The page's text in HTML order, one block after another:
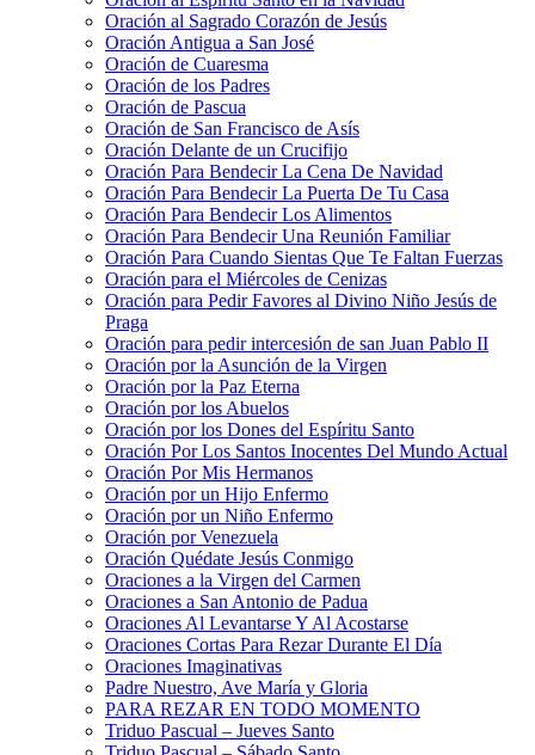
Oración al Sagrado Corazón de Jesús
Oración Antigua a San José
Oración de Cuaresma
Oración de los Padres
Oración de Pascua
Oración de San Francisco de Asís
Oración Delante de un Crucifijo
Oración Para Bendecir La Cena De Navidad
Oración Para Bendecir La Puerta De Tu Casa
Oración Para Bendecir Los Alimentos
Oración Para Bendecir Una Reunión Familiar
Oración Para Cuando Sientas Que Te Faltan Fuerzas
Oración para el Miércoles de Cenizas
Oración para Pedir Favores al Divino Niño Jesús de
Praga
Oración para pedir intercesión de san Juan Pablo II
Oración por la Asunción de la Virgen
Oración por la Paz Eterna
Oración por los Abuelos
Oración por los Dones del Espíritu Santo
Oración Por Los Santos Inocentes Del Mundo Actual
Oración Por Mis Hermanos
Oración por un Hijo Enfermo
Oración por un Niño Enfermo
Oración por Venezuela
Oración Quédate Jesús Conmigo
Oraciones a la Virgen del Carmen
Oraciones a San Antonio de Padua
Oraciones Al Levantarse Y Al Acostarse
Oraciones Cortas Para Rezar Durante El Día
Oraciones Imaginativas
Padre Nuestro, Ave María y Gloria
PARA REZAR EN TODO MOMENTO
Triduo Pascual – Jueves Santo